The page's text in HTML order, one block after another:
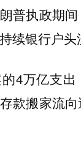
普执政期
续银行户头
4万亿支出
款搬家流